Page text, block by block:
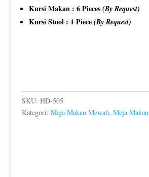
Kursi Makan : 6 Pieces (By Request)
Kursi Stool : 1 Piece(By Request)
SKU: HD-505
Kategori: Meja Makan Mewah, Meja Makan